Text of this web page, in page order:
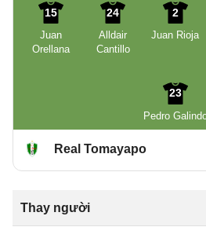
15
Juan
Orellana
24
Alldair
Cantillo
2
Juan Rioja
23
Pedro
Real Tomayapo
Thay người